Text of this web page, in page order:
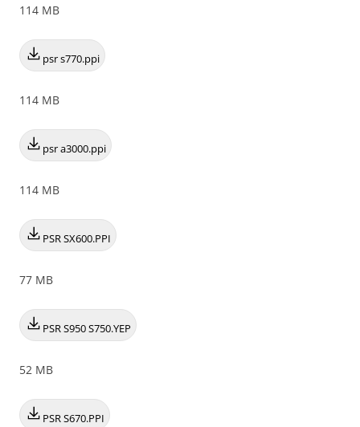
114 MB
psr s770.ppi
114 MB
psr a3000.ppi
114 MB
PSR SX600.PPI
77 MB
PSR S950 S750.YEP
52 MB
PSR S670.PPI